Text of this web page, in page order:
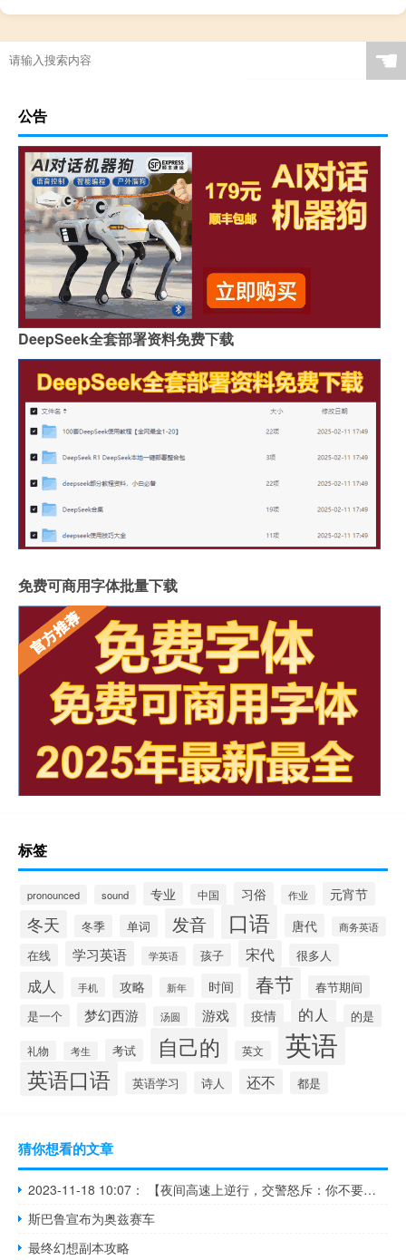
☚
公告
DeepSeek全套部署资料免费下载
免费可商用字体批量下载
标签
pronounced sound 专业 中国 习俗 作业 元宵节
冬天 冬季 单词 发音 口语 唐代 商务英语
在线 学习英语 学英语 孩子 宋代 很多人
成人 手机 攻略 新年 时间 春节
春节期间
是一个
梦幻西游 汤圆 游戏 疫情 的人 的是
礼物 考生 考试 自己的 英文 英语
英语口语 英语学习 诗人 还不 都是
猜你想看的文章
2023-11-18 10:07： 【夜间高速上逆行，交警怒斥：你不要命了！[怒][怒]】11月14日，南韶高速江西境内。夜间22:57分许，江西高速警察直属六分局第五大队接到报警，称有一辆车在高速上逆行，立即指令路面警力前往拦截。23:10分许，路面警力发现逆行车辆，并立即喊话司机停车，不料司机无视喊话继续在快 ​​​
斯巴鲁宣布为奥兹赛车
最终幻想副本攻略